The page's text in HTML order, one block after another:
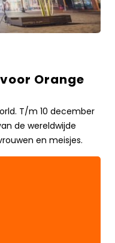
Orange
T/m 10 december
de wereldwijde
en meisjes.